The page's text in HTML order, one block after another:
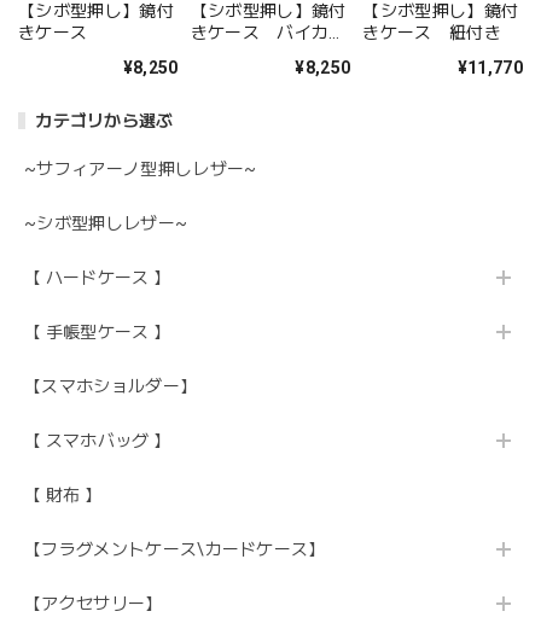
カテゴリから選ぶ
~サフィアーノ型押しレザー~
~シボ型押しレザー~
【 ハードケース 】
【 手帳型ケース 】
【スマホショルダー】
【 スマホバッグ 】
【 財布 】
【フラグメントケース\カードケース】
【アクセサリー】
【シボ型押し】鏡付
きケース
¥8,250
【シボ型押し】鏡付
きケース バイカラ
¥8,250
【シボ型押し】鏡付
きケース 紐付き
¥11,770